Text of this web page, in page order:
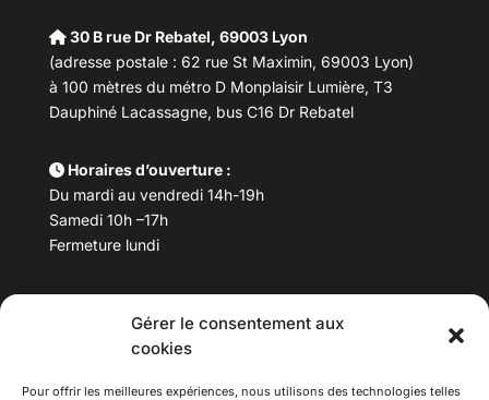
Gérer le consentement aux
cookies
Pour offrir les meilleures expériences, nous utilisons des technologies telles
30 B rue Dr Rebatel, 69003 Lyon
(adresse postale : 62 rue St Maximin, 69003 Lyon)
à 100 mètres du métro D Monplaisir Lumière, T3
Dauphiné Lacassagne, bus C16 Dr Rebatel
Horaires d’ouverture :
Du mardi au vendredi 14h-19h
Samedi 10h –17h
Fermeture lundi
maisondesculturesasiatiques@asiexpo.com